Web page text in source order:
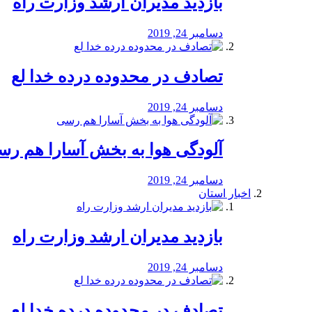
دسامبر 24, 2019
تصادف در محدوده درده خدا لع
دسامبر 24, 2019
آلودگی هوا به بخش آسارا هم
دسامبر 24, 2019
اخبار استان
بازدید مدیران ارشد وزارت راه
دسامبر 24, 2019